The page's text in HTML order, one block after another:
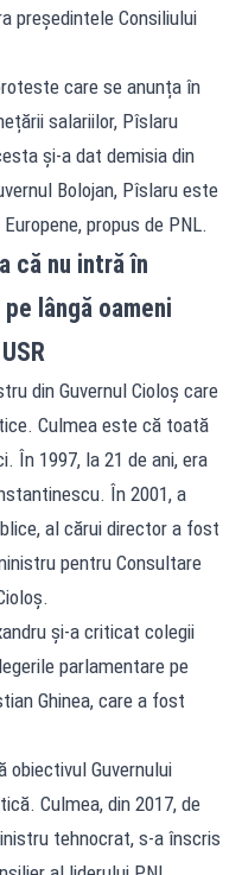
președintele Consiliului
care se anunța în
salariilor, Pîslaru
și-a dat demisia din
Bolojan, Pîslaru este
propus de PNL.
că nu intră în
lângă oameni
din Guvernul Cioloș care
Culmea este că toată
În 1997, la 21 de ani, era
În 2001, a
al cărui director a fost
pentru Consultare
și-a criticat colegii
parlamentare pe
Ghinea, care a fost
obiectivul Guvernului
Culmea, din 2017, de
tehnocrat, s-a înscris